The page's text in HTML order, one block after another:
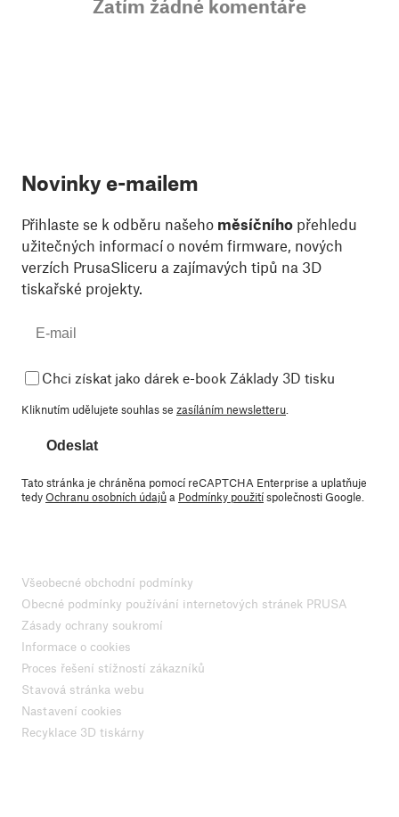
Zatím žádné komentáře
Novinky e-mailem
Přihlaste se k odběru našeho měsíčního přehledu
užitečných informací o novém firmware, nových
verzích PrusaSliceru a zajímavých tipů na 3D
tiskařské projekty.
Chci získat jako dárek e-book Základy 3D tisku
Kliknutím udělujete souhlas se zasíláním newsletteru
Odeslat
Tato stránka je chráněna pomocí reCAPTCHA Enterprise a uplatňuje
tedyOchranu osobních údajůa Podmínky použitíspolečnosti Google.
Všeobecné obchodní podmínky
Obecné podmínky používání internetových stránek PRUSA
Zásady ochrany soukromí
Informace o cookies
Proces řešení stížností zákazníků
Stavová stránka webu
Nastavení cookies
Recyklace 3D tiskárny